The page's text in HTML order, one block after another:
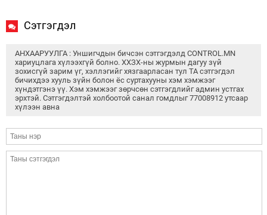
Сэтгэгдэл
АНХААРУУЛГА : Уншигчдын бичсэн сэтгэгдэлд CONTROL.MN
хариуцлага хүлээхгүй болно. ХХЗХ-ны журмын дагуу зүй
зохисгүй зарим үг, хэллэгийг хязгаарласан тул ТА сэтгэгдэл
бичихдээ хууль зүйн болон ёс суртахууны хэм хэмжээг
хүндэтгэнэ үү. Хэм хэмжээг зөрчсөн сэтгэгдлийг админ устгах
эрхтэй. Сэтгэгдэлтэй холбоотой санал гомдлыг 77008912 утсаар
хүлээн авна